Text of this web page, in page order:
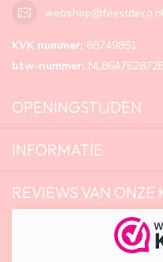
KVK nummer: 88749851
btw-nummer:
OPENINGSTIJDEN
INFORMATIE
REVIEWS VAN ONZE